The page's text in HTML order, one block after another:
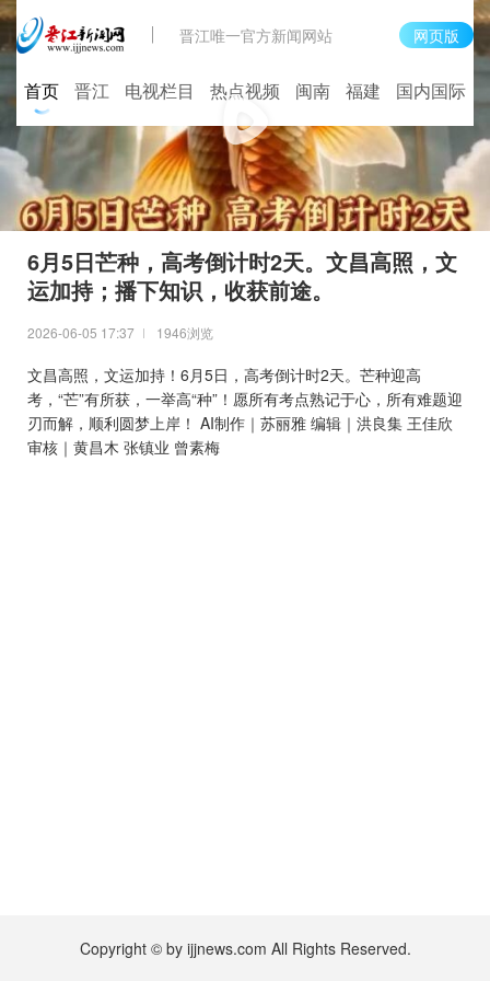
晋江唯一官方新闻网站 网页版
首页 晋江 电视栏目 热点视频 闽南 福建 国内国际
6月5日芒种，高考倒计时2天。文昌高照，文
运加持；播下知识，收获前途。
2026-06-05 17:37 1946浏览
文昌高照，文运加持！6月5日，高考倒计时2天。芒种迎高
考，“芒”有所获，一举高“种”！愿所有考点熟记于心，所有难题迎
刃而解，顺利圆梦上岸！ AI制作｜苏丽雅 编辑｜洪良集 王佳欣
审核｜黄昌木 张镇业 曾素梅
Copyright © by ijjnews.com All Rights Reserved.